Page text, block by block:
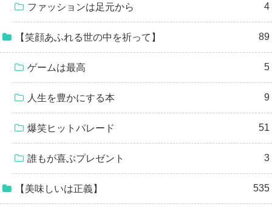
ファッションは足元から 4
【笑顔あふれる世の中を祈って】 89
ゲームは最高 5
人生を豊かにする本 9
爆笑ヒットパレード 51
誰もが喜ぶプレゼント 3
【美味しいは正義】 535